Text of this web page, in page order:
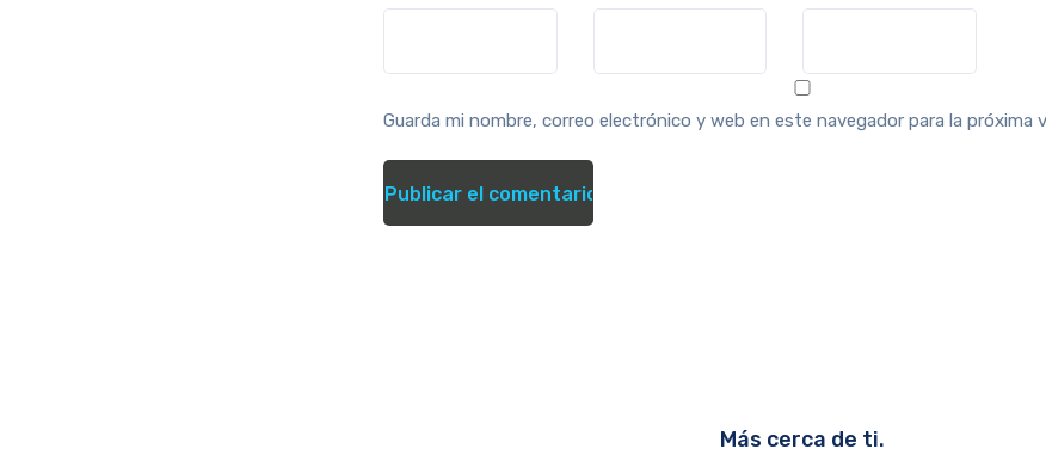
Guarda mi nombre, correo electrónico y web en este navegador para la próxima
Más cerca de ti.